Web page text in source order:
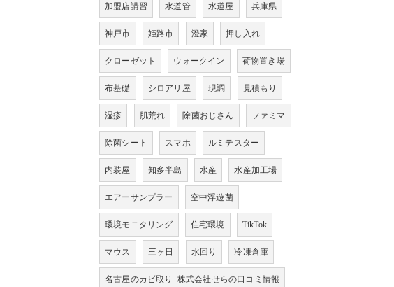
加盟店講習 水道管 水道屋 兵庫県
神戸市 姫路市 澄家 押し入れ
クローゼット ウォークイン 荷物置き場
布基礎 シロアリ屋 現調 見積もり
湿疹 肌荒れ 除菌おじさん ファミマ
除菌シート スマホ ルミテスター
内装屋 知多半島 水産 水産加工場
エアーサンプラー 空中浮遊菌
環境モニタリング 住宅環境 TikTok
マウス 三ヶ日 水回り 冷凍倉庫
名古屋のカビ取り･株式会社せらの口コミ情報